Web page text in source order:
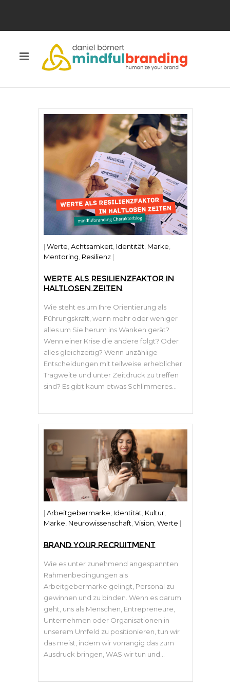
| Werte Achtsamkeit Identität Marke
Mentoring Resilienz |
WERTE ALS RESILIENZFAKTOR IN
HALTLOSEN ZEITEN
Wie steht es um Ihre Orientierung als
Führungskraft, wenn mehr oder weniger
alles um Sie herum ins Wanken gerät?
Wenn einer Krise die andere folgt? Oder
alles gleichzeitig? Wenn unzählige
Entscheidungen mit teilweise erheblicher
Tragweite und unter Zeitdruck zu treffen
sind? Es gibt kaum etwas Schlimmeres...
| Arbeitgebermarke Identität Kultur
Marke Neurowissenschaft Vision Werte |
BRAND YOUR RECRUITMENT
Wie es unter zunehmend angespannten
Rahmenbedingungen als
Arbeitgebermarke gelingt, Personal zu
gewinnen und zu binden. Wenn es darum
geht, uns als Menschen, Entrepreneure,
Unternehmen oder Organisationen in
unserem Umfeld zu positionieren, tun wir
das meist, indem wir vorrangig das zum
Ausdruck bringen, WAS wir tun und...